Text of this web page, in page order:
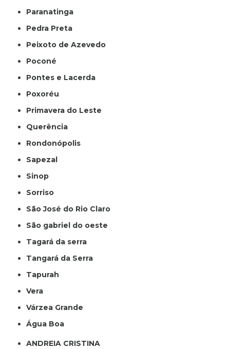
Paranatinga
Pedra Preta
Peixoto de Azevedo
Poconé
Pontes e Lacerda
Poxoréu
Primavera do Leste
Querência
Rondonópolis
Sapezal
Sinop
Sorriso
São José do Rio Claro
São gabriel do oeste
Tagará da serra
Tangará da Serra
Tapurah
Vera
Várzea Grande
Água Boa
ANDREIA CRISTINA